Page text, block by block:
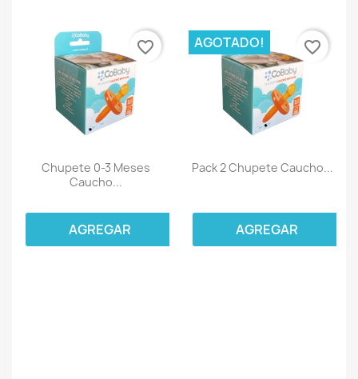
Chupete 0-3 Meses
Caucho...
AGREGAR
favorite_border
Pack 2 Chupete Caucho...
AGOTADO!
AGREGAR
favorite_border